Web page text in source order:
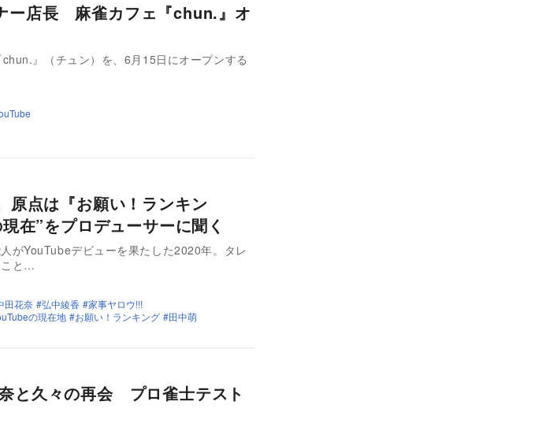
ー店長 麻雀カフェ『chun.』オ
』（チュン）を、6月15日にオープンする
原点は『お願い！ランキン
在”をプロデューサーに聞く
がYouTubeデビューを果たした2020年。タレ
こと…
田花奈 弘中綾香
家事ヤロウ!!!
の現在地 お願い！ランキング 田中萌
と久々の再会 プロ雀士テスト